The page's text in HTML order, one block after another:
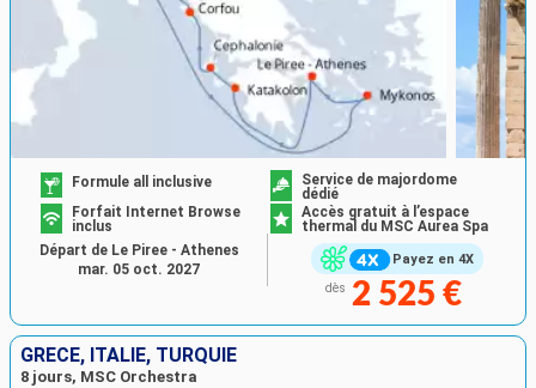
Payez en 4X
Formule all inclusive
Service de majordome
dédié
Forfait Internet Browse
inclus
Accès gratuit à l’espace
thermal du MSC Aurea Spa
dès 2 525 €
Départ de Le Piree - Athenes
mar. 05 oct. 2027
GRÈCE, ITALIE, TURQUIE
8 jours, MSC Orchestra